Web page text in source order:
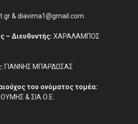
& diavima1@gmail.com
– Διευθυντής: ΧΑΡΑΛΑΜΠΟΣ
ΓΙΑΝΝΗΣ ΜΠΑΡΔΩΣΑΣ
του ονόματος τομέα:
& ΣΙΑ Ο.Ε.